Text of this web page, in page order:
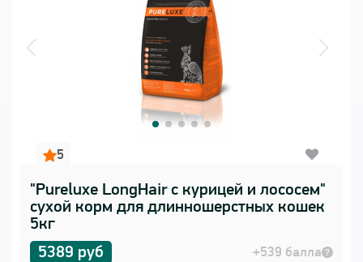
5
"Pureluxe LongHair с курицей и лососем"
сухой корм для длинношерстных кошек
5кг
5389 руб
+539 балла